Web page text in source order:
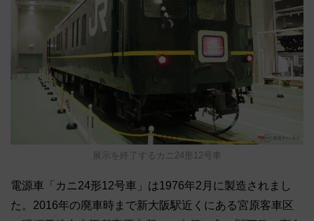
展示を終了するカニ24形12号車
電源車「カニ24形12号車」は1976年2月に製造されまし
た。2016年の廃車時まで新大阪駅近くにある宮原客車区